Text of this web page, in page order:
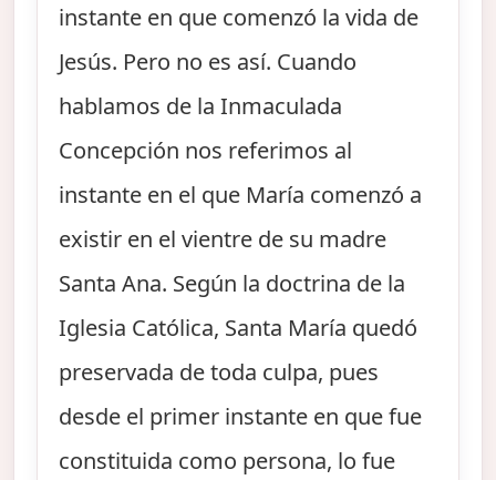
instante en que comenzó la vida de
Jesús. Pero no es así. Cuando
hablamos de la Inmaculada
Concepción nos referimos al
instante en el que María comenzó a
existir en el vientre de su madre
Santa Ana. Según la doctrina de la
Iglesia Católica, Santa María quedó
preservada de toda culpa, pues
desde el primer instante en que fue
constituida como persona, lo fue